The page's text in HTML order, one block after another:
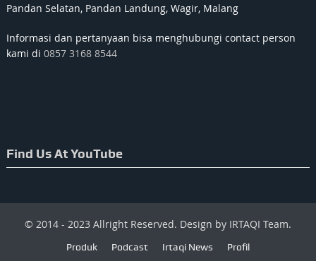
Pandan Selatan, Pandan Landung, Wagir, Malang
Informasi dan pertanyaan bisa menghubungi contact person
kami di 0857 3168 8544
Find Us At YouTube
© 2014 - 2023 Allright Reserved. Design by IRTAQI Team.
Produk Podcast Irtaqi News Profil